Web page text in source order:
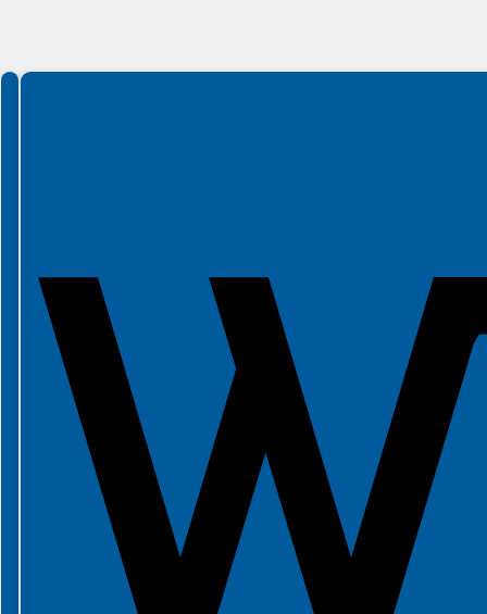
Spełniamy standardy WCAG 2.2
Spełniamy standardy W3C